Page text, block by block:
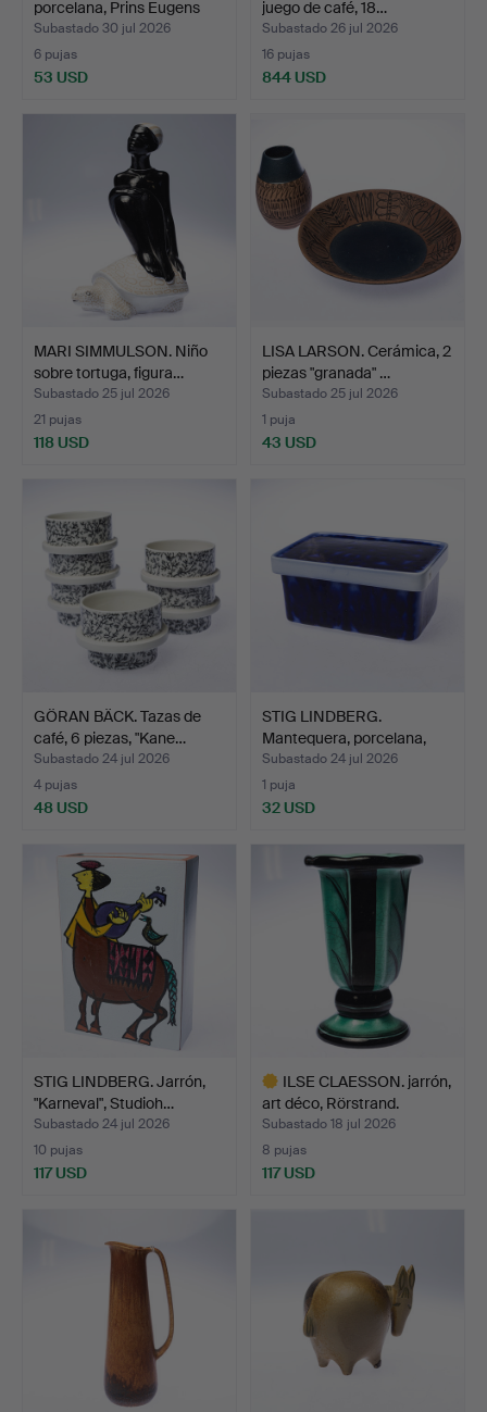
porcelana, Prins Eugens
Wald…
Subastado 30 jul 2026
6 pujas
53 USD
juego de café, 18…
Subastado 26 jul 2026
16 pujas
844 USD
MARI SIMMULSON. Niño
sobre tortuga, figura…
Subastado 25 jul 2026
21 pujas
118 USD
LISA LARSON. Cerámica, 2
piezas "granada" …
Subastado 25 jul 2026
1 puja
43 USD
GÖRAN BÄCK. Tazas de
café, 6 piezas, "Kane…
Subastado 24 jul 2026
4 pujas
48 USD
STIG LINDBERG.
Mantequera, porcelana,
"hus…
Subastado 24 jul 2026
1 puja
32 USD
STIG LINDBERG. Jarrón,
"Karneval", Studioh…
Subastado 24 jul 2026
10 pujas
117 USD
ILSE CLAESSON. jarrón,
art déco, Rörstrand.
Subastado 18 jul 2026
8 pujas
117 USD